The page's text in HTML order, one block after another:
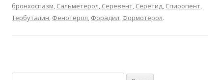
бронхоспазм, Сальметерол, Серевент, Серетид, Спиропент,
Тербуталин, Фенотерол, Форадил, Формотерол.